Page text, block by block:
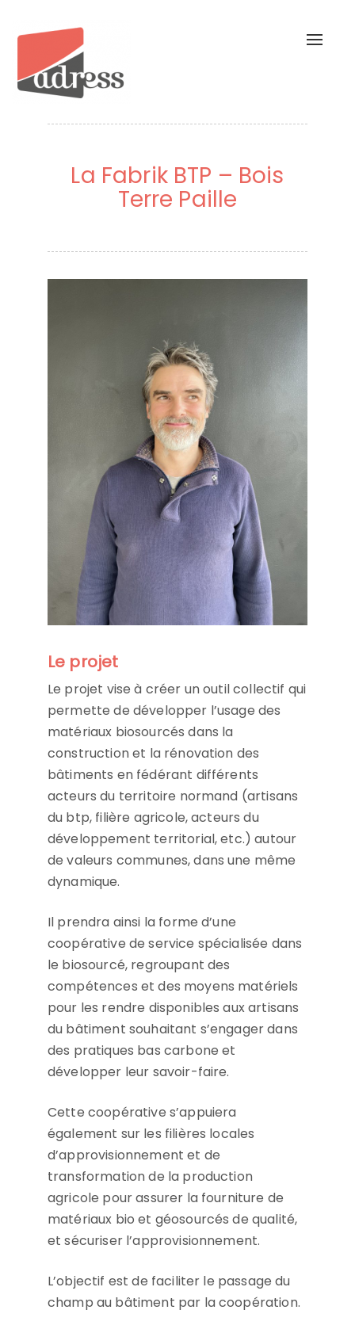
La Fabrik BTP – Bois
Terre Paille
Le projet
Le projet vise à créer un outil collectif qui
permette de développer l’usage des
matériaux biosourcés dans la
construction et la rénovation des
bâtiments en fédérant différents
acteurs du territoire normand (artisans
du btp, filière agricole, acteurs du
développement territorial, etc.) autour
de valeurs communes, dans une même
dynamique.
Il prendra ainsi la forme d’une
coopérative de service spécialisée dans
le biosourcé, regroupant des
compétences et des moyens matériels
pour les rendre disponibles aux artisans
du bâtiment souhaitant s’engager dans
des pratiques bas carbone et
développer leur savoir-faire.
Cette coopérative s’appuiera
également sur les filières locales
d’approvisionnement et de
transformation de la production
agricole pour assurer la fourniture de
matériaux bio et géosourcés de qualité,
et sécuriser l’approvisionnement.
L’objectif est de faciliter le passage du
champ au bâtiment par la coopération.